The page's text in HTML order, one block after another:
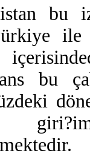
bu
ile
bu